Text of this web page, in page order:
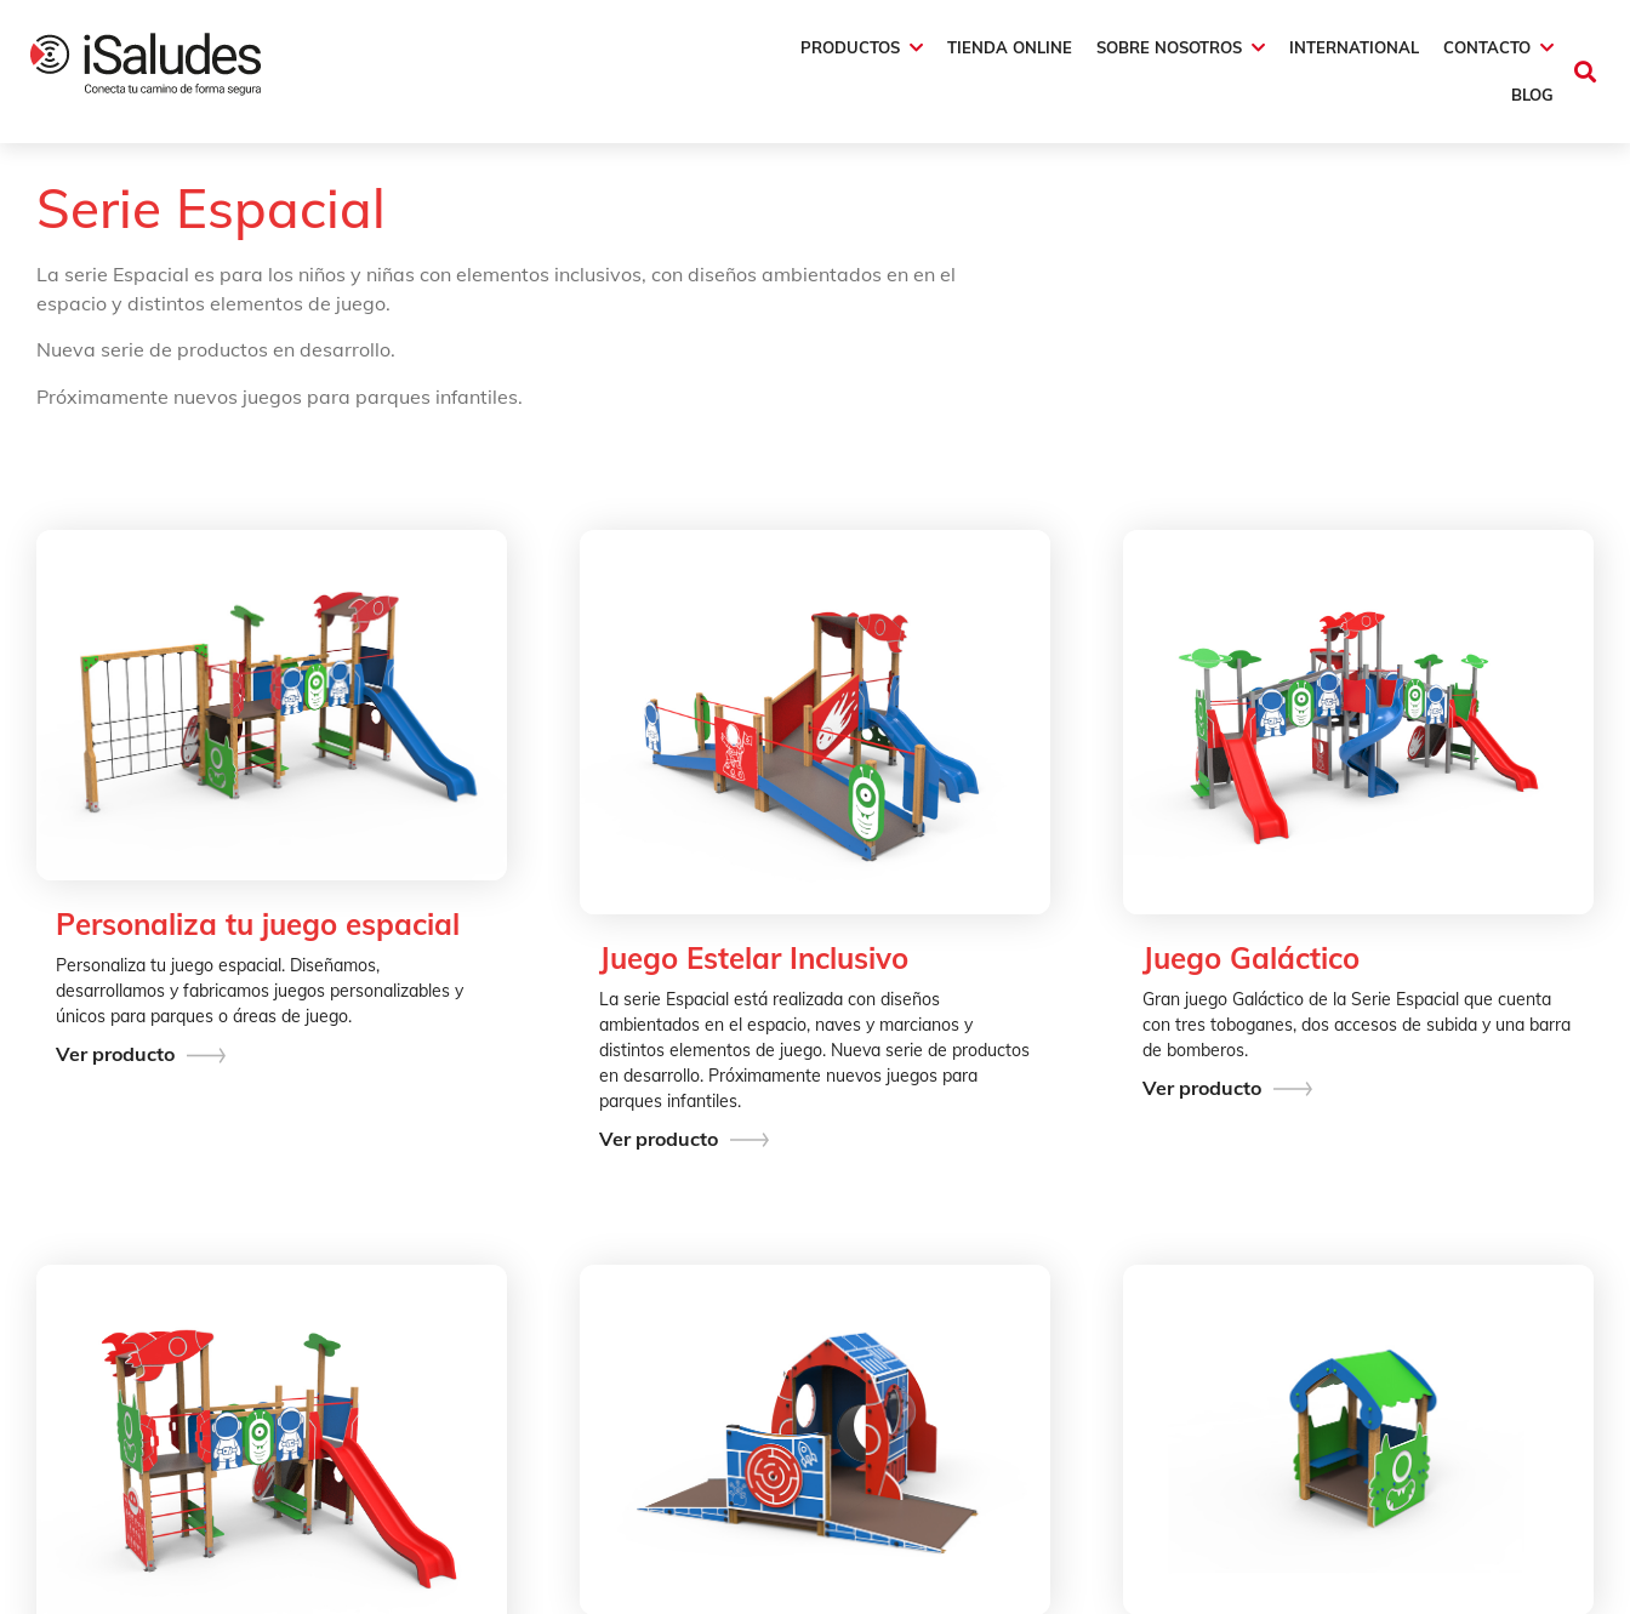
PRODUCTOS TIENDA ONLINE SOBRE NOSOTROS INTERNATIONAL CONTACTO
BLOG
Serie Espacial
La serie Espacial es para los niños y niñas con elementos inclusivos, con diseños ambientados en en el
espacio y distintos elementos de juego.
Nueva serie de productos en desarrollo.
Próximamente nuevos juegos para parques infantiles.
Personaliza tu juego espacial
Personaliza tu juego espacial. Diseñamos,
desarrollamos y fabricamos juegos personalizables y
únicos para parques o áreas de juego.
Ver producto
Juego Estelar Inclusivo
La serie Espacial está realizada con diseños
ambientados en el espacio, naves y marcianos y
distintos elementos de juego. Nueva serie de productos
en desarrollo. Próximamente nuevos juegos para
parques infantiles.
Ver producto
Juego Galáctico
Gran juego Galáctico de la Serie Espacial que cuenta
con tres toboganes, dos accesos de subida y una barra
de bomberos.
Ver producto